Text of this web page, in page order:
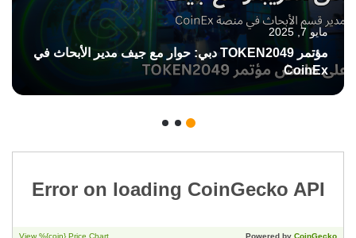
مايو 7, 2025
مؤتمر TOKEN2049 دبي: حوار مع جيف مدير الأبحاث في
CoinEx